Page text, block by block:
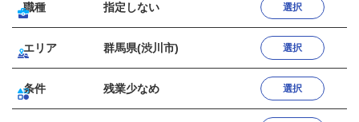
職種 指定しない 選択
エリア 群馬県(渋川市) 選択
条件 残業少なめ 選択